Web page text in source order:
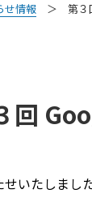
せ情報 ＞ 第３
回
いたしました